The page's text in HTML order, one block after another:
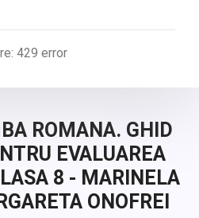
429 error
ROMANA. GHID
EVALUAREA
8 - MARINELA
ONOFREI